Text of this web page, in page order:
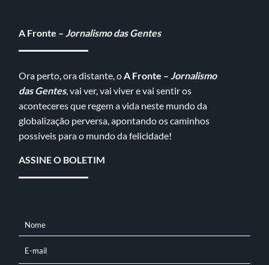
A Fronte – Jornalismo das Gentes
Ora perto, ora distante, oA Fronte – Jornalismo
das Gentes, vai ver, vai viver e vai sentir os
aconteceres que regem a vida neste mundo da
globalização perversa, apontando os caminhos
possíveis para o mundo da felicidade!
ASSINE O BOLETIM
NOME
Nome
E-mail